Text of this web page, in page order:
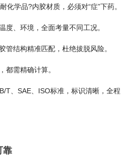
化学品?内胶材质，必须对“症”下药。
度、环境，全面考量不同工况。
管结构精准匹配，杜绝拔脱风险。
都需精确计算。
T、SAE、ISO标准，标识清晰，全程
靠